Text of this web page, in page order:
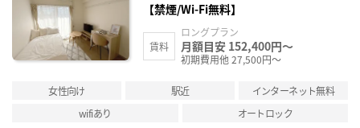
【禁煙/Wi-Fi無料】
賃料
ロングプラン
月額目安 152,400円～
初期費用他 27,500円～
女性向け 駅近
インターネット無料
wifiあり
オートロック